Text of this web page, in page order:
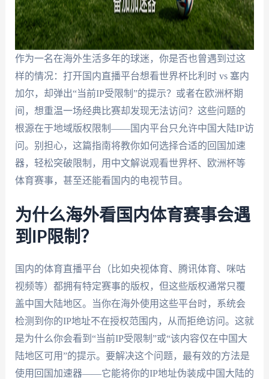
作为一名在海外生活多年的球迷，你是否也曾遇到过这
样的情况：打开国内直播平台想看世界杯比利时 vs 塞内
加尔，却弹出“当前IP受限制”的提示？或者在欧洲杯期
间，想重温一场经典比赛却发现无法访问？这些问题的
根源在于地域版权限制——国内平台只允许中国大陆IP访
问。别担心，这篇指南将教你如何选择合适的回国加速
器，轻松突破限制，用中文解说观看世界杯、欧洲杯等
体育赛事，甚至还能看国内的电视节目。
为什么海外看国内体育赛事会遇
到IP限制？
国内的体育直播平台（比如央视体育、腾讯体育、咪咕
视频等）都拥有特定赛事的版权，但这些版权通常只覆
盖中国大陆地区。当你在海外使用这些平台时，系统会
检测到你的IP地址不在授权范围内，从而拒绝访问。这就
是为什么你会看到“当前IP受限制”或“该内容仅在中国大
陆地区可用”的提示。要解决这个问题，最有效的方法是
使用回国加速器——它能将你的IP地址伪装成中国大陆的